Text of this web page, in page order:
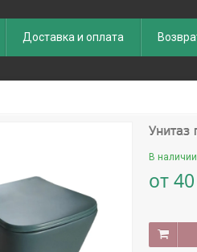
Доставка и оплата
Унитаз
В наличии
от